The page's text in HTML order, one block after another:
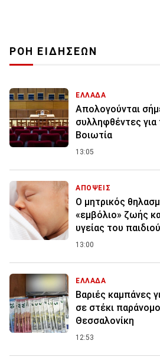
ΡΟΗ ΕΙΔΗΣΕΩΝ
ΕΛΛΑΔΑ
Απολογούνται
συλληφθέντες για
Βοιωτία
13:05
ΑΠΟΨΕΙΣ
Ο μητρικός
«εμβόλιο» ζωής
υγείας του παιδιού
13:00
ΕΛΛΑΔΑ
Βαριές καμπάνες
σε στέκι
Θεσσαλονίκη
12:53